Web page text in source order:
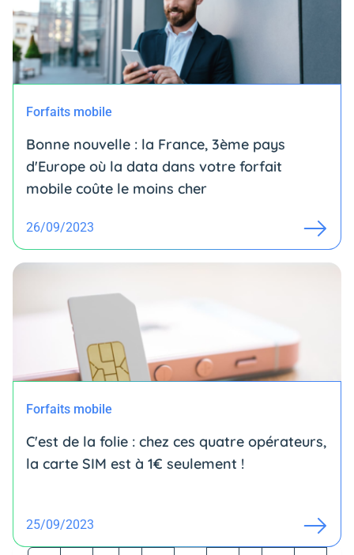
Forfaits mobile
Bonne nouvelle : la France, 3ème pays
d'Europe où la data dans votre forfait
mobile coûte le moins cher
26/09/2023
Forfaits mobile
C'est de la folie : chez ces quatre opérateurs,
la carte SIM est à 1€ seulement !
25/09/2023